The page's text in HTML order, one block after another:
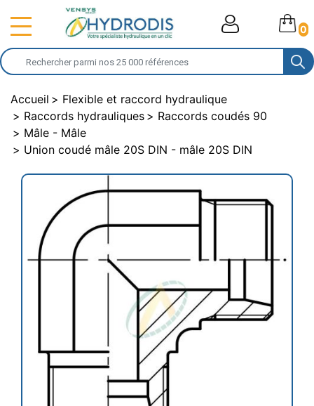
0
Accueil
Flexible et raccord hydraulique
Raccords hydrauliques
Raccords coudés 90
Mâle - Mâle
Union coudé mâle 20S DIN - mâle 20S DIN